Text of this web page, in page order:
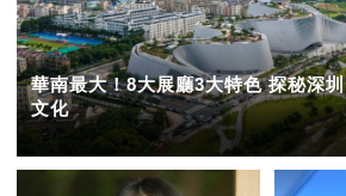
華南最大！8大展廳3大特色 探秘深
文化